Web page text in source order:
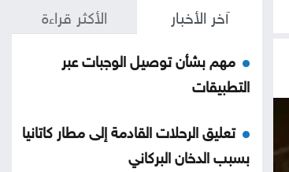
آخر الأخبار الأكثر قراءة
مهم بشأن توصيل الوجبات عبر
التطبيقات
تعليق الرحلات القادمة إلى مطار كاتانيا
بسبب الدخان البركاني